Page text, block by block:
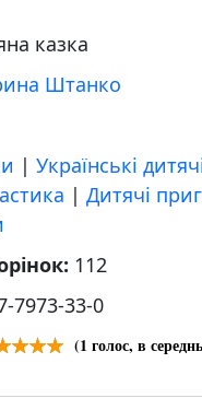
казка
Штанко
| Українські
| Дитячі
112
7973-33-0
(1 голос, в